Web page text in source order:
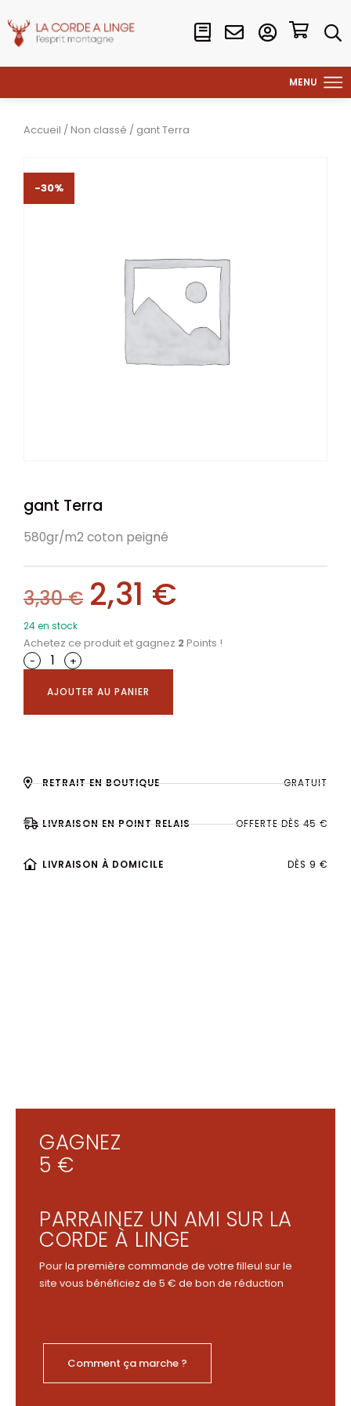
Accueil / Non classé / gant Terra
-30%
gant Terra
580gr/m2 coton peigné
3,30€ 2,31 €
24 en stock
Achetez ce produit et gagnez 2 Points !
-
+
AJOUTER AU PANIER
RETRAIT EN BOUTIQUE GRATUIT
LIVRAISON EN POINT RELAIS OFFERTE DÈS 45 €
LIVRAISON À DOMICILE DÈS 9 €
GAGNEZ
5 €
PARRAINEZ UN AMI SUR LA
CORDE À LINGE
Pour la première commande de votre filleul sur le
site vous bénéficiez de 5 € de bon de réduction
Comment ça marche ?